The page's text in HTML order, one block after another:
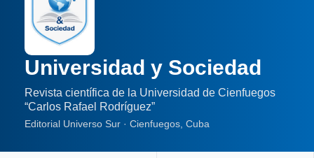
Universidad y Sociedad
Revista científica de la Universidad de Cienfuegos
“Carlos Rafael Rodríguez”
Editorial Universo Sur · Cienfuegos, Cuba